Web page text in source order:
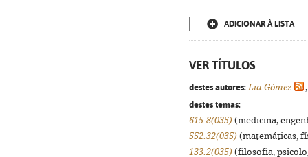
ADICIONAR À LISTA
VER TÍTULOS
destes autores: Lia Gómez
destes temas:
615.8(035) (medicina,
552.32(035) (matemáticas,
133.2(035) (filosofia,